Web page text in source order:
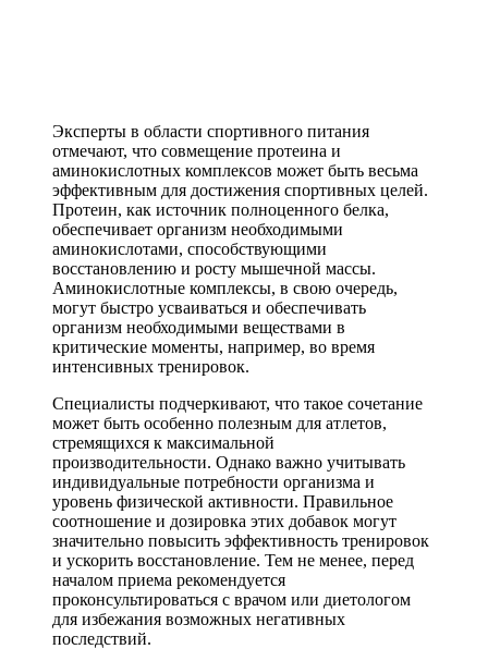
Эксперты в области спортивного питания
отмечают, что совмещение протеина и
аминокислотных комплексов может быть весьма
эффективным для достижения спортивных целей.
Протеин, как источник полноценного белка,
обеспечивает организм необходимыми
аминокислотами, способствующими
восстановлению и росту мышечной массы.
Аминокислотные комплексы, в свою очередь,
могут быстро усваиваться и обеспечивать
организм необходимыми веществами в
критические моменты, например, во время
интенсивных тренировок.
Специалисты подчеркивают, что такое сочетание
может быть особенно полезным для атлетов,
стремящихся к максимальной
производительности. Однако важно учитывать
индивидуальные потребности организма и
уровень физической активности. Правильное
соотношение и дозировка этих добавок могут
значительно повысить эффективность тренировок
и ускорить восстановление. Тем не менее, перед
началом приема рекомендуется
проконсультироваться с врачом или диетологом
для избежания возможных негативных
последствий.